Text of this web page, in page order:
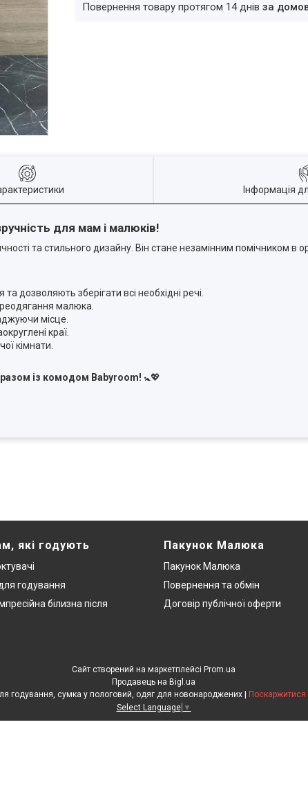
повернення товару протягом 14 днівза
Інформація
для мам і малюків!
та стильного дизайну. Він стане незамінним помічником в
дозволяють зберігати всі необхідні речі.
малюка.
місце.
краї.
кімнати.
із комодом Babyroom! 🚼💖
які годують
годування
білизна після
Пакунок Малюка
Пакунок Малюка
Повернення та обмін
Договір публічної оферти
Сайт створений на маркетплейсі Prom.ua
Продавець на Bigl.ua
Поскаржитися
Select Language ▼